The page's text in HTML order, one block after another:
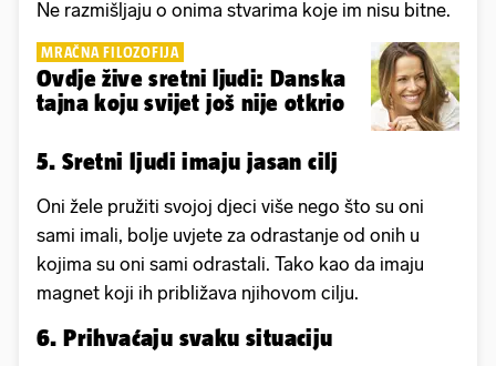
Ne razmišljaju o onima stvarima koje im nisu bitne.
MRAČNA FILOZOFIJA
Ovdje žive sretni ljudi: Danska
tajna koju svijet još nije otkrio
5. Sretni ljudi imaju jasan cilj
Oni žele pružiti svojoj djeci više nego što su oni
sami imali, bolje uvjete za odrastanje od onih u
kojima su oni sami odrastali. Tako kao da imaju
magnet koji ih približava njihovom cilju.
6. Prihvaćaju svaku situaciju